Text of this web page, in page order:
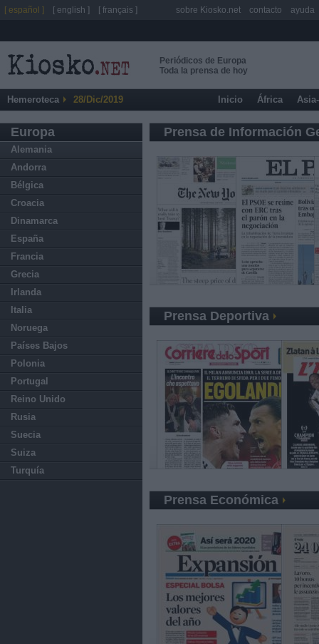
Periódicos de Europa
Toda la prensa de hoy
Hemeroteca 28/Dic/2019 Inicio África
Europa
Alemania
Andorra
Bélgica
Croacia
Dinamarca
España
Francia
Grecia
Irlanda
Italia
Noruega
Países Bajos
Polonia
Portugal
Reino Unido
Rusia
Suecia
Suiza
Turquía
Prensa de Información
Prensa Deportiva
Prensa Económica
[ español ] [ english ] [ français ] sobre Kiosko.net contacto ayuda